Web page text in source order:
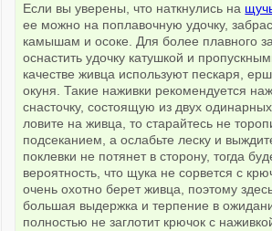
Если вы уверены, что наткнулись на
ее можно на поплавочную удочку,
камышам и осоке. Для более плавного
оснастить удочку катушкой и
качестве живца используют пескаря,
окуня. Такие наживки рекомендуется
снасточку, состоящую из двух
ловите на живца, то старайтесь не
подсеканием, а ослабьте леску и
поклевки не потянет в сторону, тогда
вероятность, что щука не сорвется с
очень охотно берет живца, поэтому
большая выдержка и терпение в
полностью не заглотит крючок с